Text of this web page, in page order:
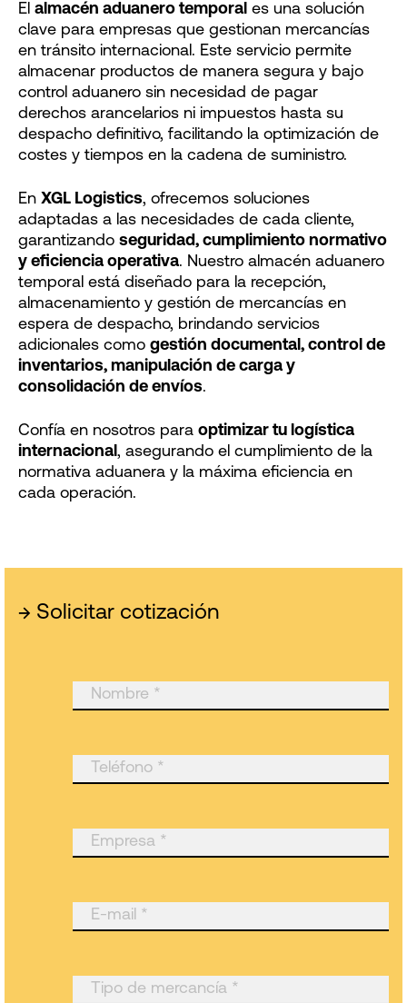
El almacén aduanero temporal es una solución
clave para empresas que gestionan mercancías
en tránsito internacional. Este servicio permite
almacenar productos de manera segura y bajo
control aduanero sin necesidad de pagar
derechos arancelarios ni impuestos hasta su
despacho definitivo, facilitando la optimización de
costes y tiempos en la cadena de suministro.
En XGL Logistics, ofrecemos soluciones
adaptadas a las necesidades de cada cliente,
garantizando seguridad, cumplimiento normativo
y eficiencia operativa. Nuestro almacén aduanero
temporal está diseñado para la recepción,
almacenamiento y gestión de mercancías en
espera de despacho, brindando servicios
adicionales como gestión documental, control de
inventarios, manipulación de carga y
consolidación de envíos.
Confía en nosotros para optimizar tu logística
internacional, asegurando el cumplimiento de la
normativa aduanera y la máxima eficiencia en
cada operación.
→ Solicitar cotización